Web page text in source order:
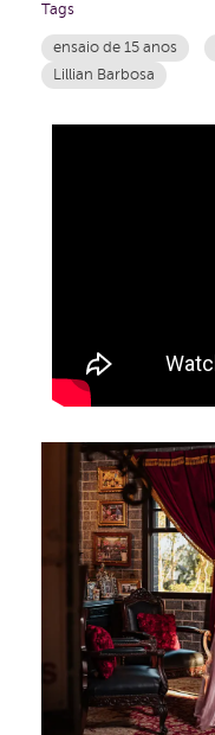
Tags
ensaio de 15 anos
Lillian Barbosa